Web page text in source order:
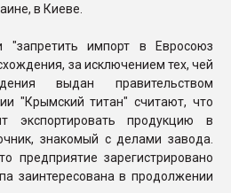
в Киеве.
импорт в Евросоюз
за исключением тех, чей
выдан правительством
"Крымский титан" считают, что
экспортировать продукцию в
знакомый с делами завода.
предприятие зарегистрировано
заинтересована в продолжении